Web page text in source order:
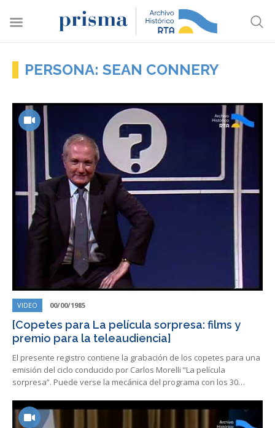
PERSONA: SEAN CONNERY
VIDEO 00/00/1985
[Copetes para La película sorpresa: films y
premio para la teleaudiencia]
El presente registro contiene la grabación de los copetes para una
emisión del ciclo conducido por Carlos Morelli “La película
sorpresa”. Puede verse la mecánica del programa con los 30…